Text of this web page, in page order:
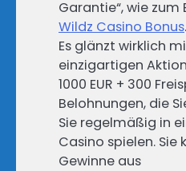
Garantie“, wie zum
Wildz Casino Bonus.
Es glänzt wirklich
einzigartigen
1000 EUR + 300
Belohnungen, die
Sie regelmäßig in
Casino spielen. Sie
Gewinne aus